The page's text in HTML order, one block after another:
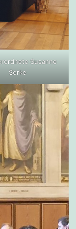
Susanne
Serke